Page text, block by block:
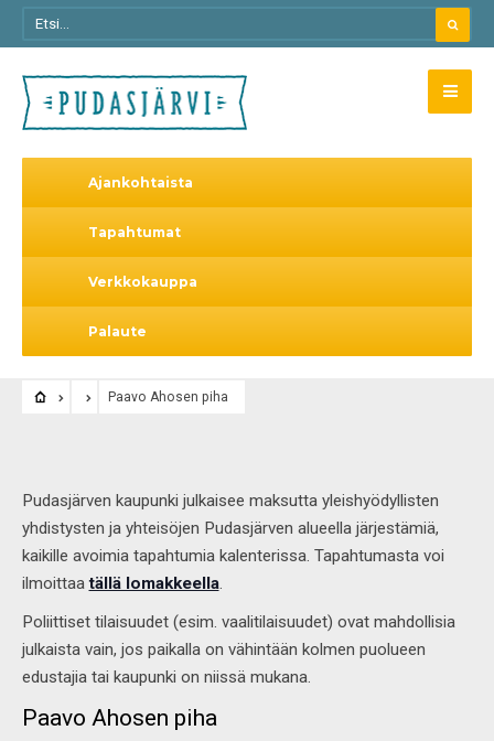
Ajankohtaista
Tapahtumat
Verkkokauppa
Palaute
Paavo Ahosen piha
Pudasjärven kaupunki julkaisee maksutta yleishyödyllisten
yhdistysten ja yhteisöjen Pudasjärven alueella järjestämiä,
kaikille avoimia tapahtumia kalenterissa. Tapahtumasta voi
ilmoittaatällä lomakkeella.
Poliittiset tilaisuudet (esim. vaalitilaisuudet) ovat mahdollisia
julkaista vain, jos paikalla on vähintään kolmen puolueen
edustajia tai kaupunki on niissä mukana.
Paavo Ahosen piha